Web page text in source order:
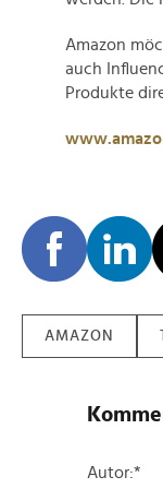
Amazon
auch
Produkte
AMAZON
Autor:*